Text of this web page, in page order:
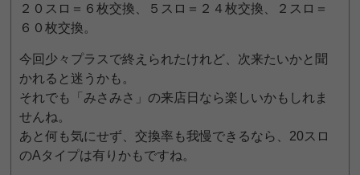
２０スロ＝６枚交換、５スロ＝２４枚交換、２スロ＝
６０枚交換。
今回少々プラスで終えられたけれど、次来たいかと聞
かれると迷うかも。
それでも「みさみさ」の来店日なら楽しいかもしれま
せんね。
あと何も気にせず、交換率も我慢できるなら、20スロ
のAタイプは有りかもですね。